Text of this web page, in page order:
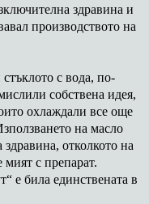
здравина и
производството на
с вода, по-
собствена идея,
охлаждали все още
на масло
отколкото на
мият с препарат.
е била единствената в